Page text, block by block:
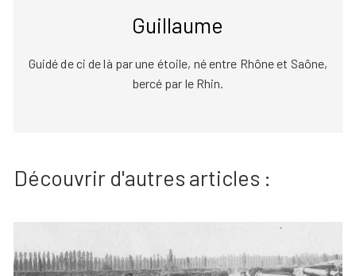
Guillaume
Guidé de ci de là par une étoile, né entre Rhône et Saône,
bercé par le Rhin.
Découvrir d'autres articles :